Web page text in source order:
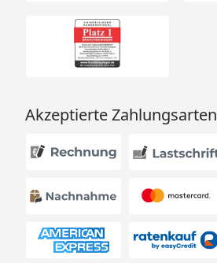
Akzeptierte Zahlungsarten